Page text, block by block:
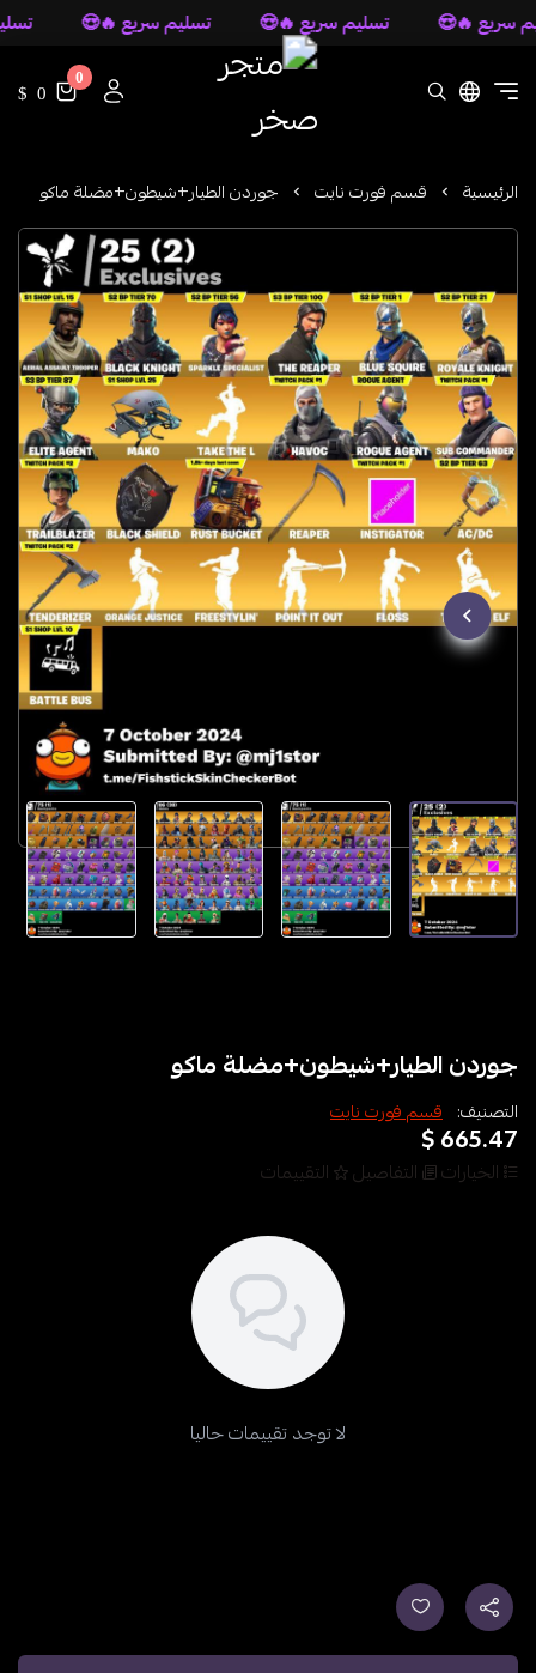
🔥😍 تسليم سريع 🔥😍 تسليم سريع 🔥😍
متجر صخر
0
0 $
الرئيسية قسم فورت نايت جوردن الطيار+شيطون+مضلة ماكو
جوردن الطيار+شيطون+مضلة ماكو
التصنيف: قسم فورت نايت
665.47 $
الخيارات التفاصيل التقييمات
لا توجد تقييمات حاليا